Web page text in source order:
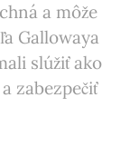
a môže
Gallowaya
slúžiť ako
zabezpečiť